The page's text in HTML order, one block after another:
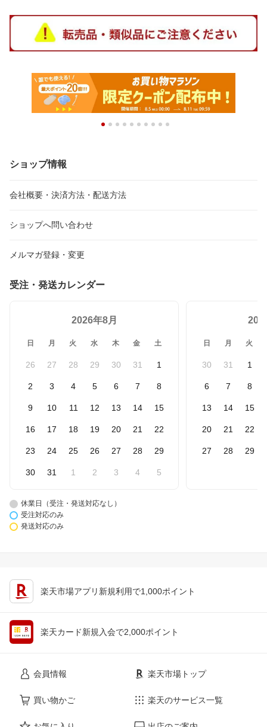
ンソール 国内有名メーカ
ーと共同開発 厚底インソ
ール 衝撃吸収 疲労軽減
アーチサポート 疲れない
小顔 フェイスライン ほ
膜リリース 頭皮 ボディ
裏ブラシ 足 消臭 洗う 足
いブラシ 足洗いマット
フットケア 足臭 足洗い
ショップ情報
会社概要・決済方法・配送方法
ショップへ問い合わせ
メルマガ登録・変更
受注・発送カレンダー
2026年8月
日 月 火 水 木 金 土
26 27 28 29 30 31 1
2 3 4 5 6 7 8
9 10 11 12 13 14 15
16 17 18 19 20 21 22
23 24 25 26 27 28 29
30 31 1 2 3 4 5
日 月 火
30 31 1
6 7 8
13 14 15
20 21 22
27 28 29
休業日（受注・発送対応なし）
受注対応のみ
発送対応のみ
楽天市場アプリ新規利用で1,000ポイント
楽天カード新規入会で2,000ポイント
会員情報
買い物かご
楽天市場トップ
楽天のサービス一覧